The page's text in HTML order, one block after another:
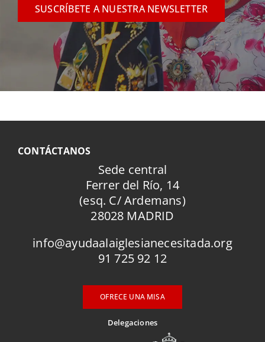
SUSCRÍBETE A NUESTRA NEWSLETTER
CONTÁCTANOS
Sede central
Ferrer del Río, 14
(esq. C/ Ardemans)
28028 MADRID
info@ayudaalaiglesianecesitada.org
91 725 92 12
OFRECE UNA MISA
Delegaciones